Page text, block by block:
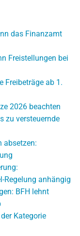
das Finanzamt
Freistellungen bei
Freibeträge ab 1.
2026 beachten
zu versteuernde
absetzen:
Regelung anhängig
BFH lehnt
Kategorie